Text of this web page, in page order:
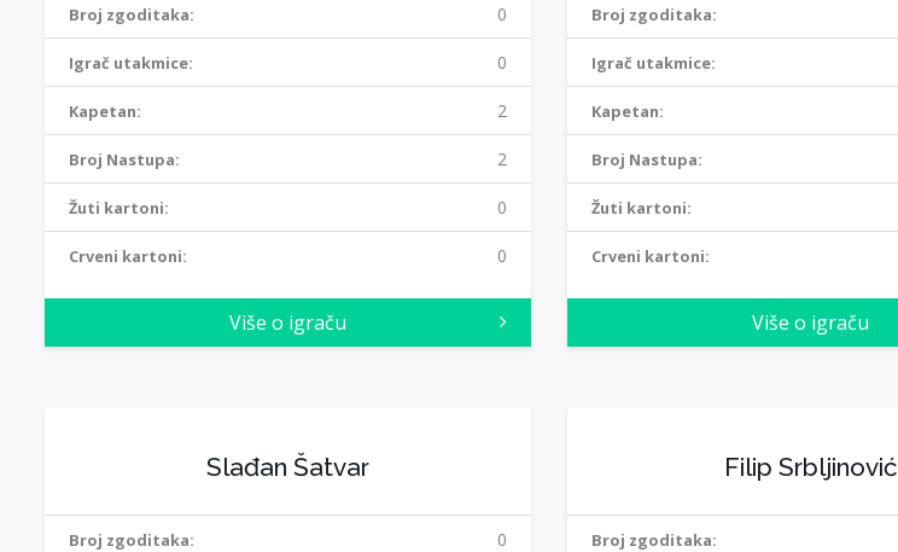
Broj zgoditaka: 0
Igrač utakmice: 0
Kapetan: 2
Broj Nastupa: 2
Žuti kartoni: 0
Crveni kartoni: 0
Više o igraču
Broj zgoditaka:
Igrač utakmice:
Kapetan:
Broj Nastupa:
Žuti kartoni:
Crveni kartoni:
Više o igraču
Slađan Šatvar
Broj zgoditaka: 0
Filip Srbljinović
Broj zgoditaka: